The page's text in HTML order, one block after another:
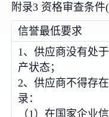
附录3 资格审查条
信誉最低要求
1、供应商没有处
产状态；
2、供应商不得存
录：
（1）在国家企业